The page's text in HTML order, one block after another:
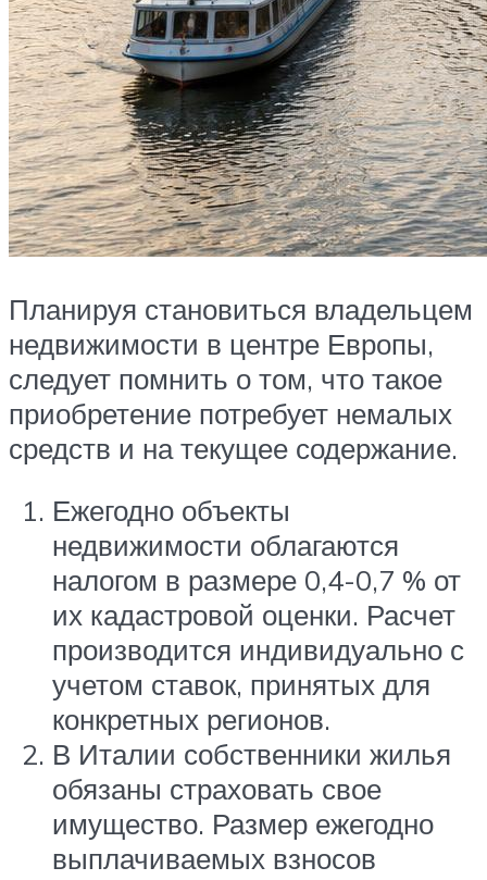
Планируя становиться владельцем
недвижимости в центре Европы,
следует помнить о том, что такое
приобретение потребует немалых
средств и на текущее содержание.
Ежегодно объекты
недвижимости облагаются
налогом в размере 0,4-0,7 % от
их кадастровой оценки. Расчет
производится индивидуально с
учетом ставок, принятых для
конкретных регионов.
В Италии собственники жилья
обязаны страховать свое
имущество. Размер ежегодно
выплачиваемых взносов